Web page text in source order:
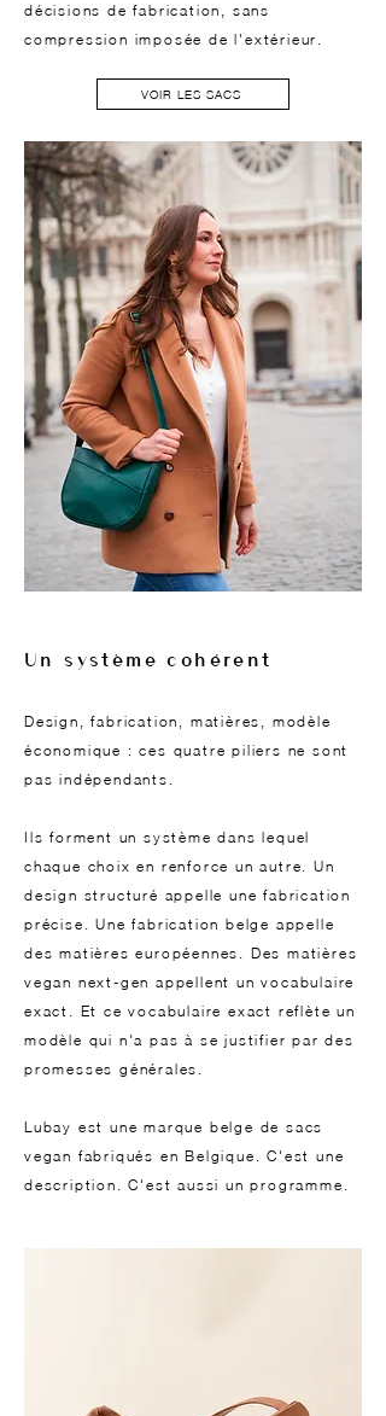
décisions de fabrication, sans
compression imposée de l'extérieur.
VOIR LES SACS
Un système cohérent
Design, fabrication, matières, modèle
économique : ces quatre piliers ne sont
pas indépendants.
Ils forment un système dans lequel
chaque choix en renforce un autre. Un
design structuré appelle une fabrication
précise. Une fabrication belge appelle
des matières européennes. Des matières
vegan next-gen appellent un vocabulaire
exact. Et ce vocabulaire exact reflète un
modèle qui n'a pas à se justifier par des
promesses générales.
Lubay est une marque belge de sacs
vegan fabriqués en Belgique. C'est une
description. C'est aussi un programme.